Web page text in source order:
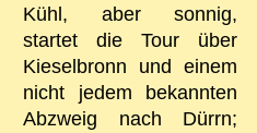
Kühl, aber sonnig,
startet die Tour über
Kieselbronn und einem
nicht jedem bekannten
Abzweig nach Dürrn;